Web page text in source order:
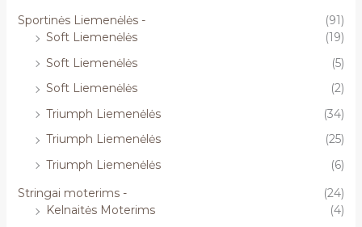
Sportinės Liemenėlės -
(91)
Soft Liemenėlės
(19)
Soft Liemenėlės
(5)
Soft Liemenėlės
(2)
Triumph Liemenėlės
(34)
Triumph Liemenėlės
(25)
Triumph Liemenėlės
(6)
Stringai moterims -
(24)
Kelnaitės Moterims
(4)